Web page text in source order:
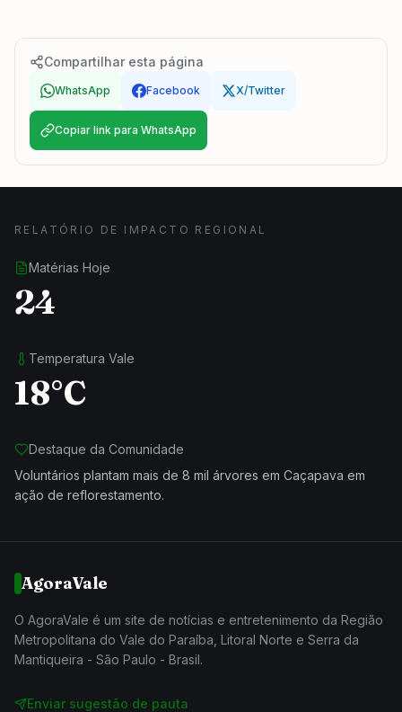
Compartilhar esta página
WhatsApp Facebook X/Twitter
Copiar link para WhatsApp
RELATÓRIO DE IMPACTO REGIONAL
Matérias Hoje
24
Temperatura Vale
18°C
Destaque da Comunidade
Voluntários plantam mais de 8 mil árvores em Caçapava em
ação de reflorestamento.
AgoraVale
O AgoraVale é um site de notícias e entretenimento da Região
Metropolitana do Vale do Paraíba, Litoral Norte e Serra da
Mantiqueira - São Paulo - Brasil.
Enviar sugestão de pauta